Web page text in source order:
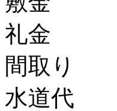
礼金 5
間取り
水道代